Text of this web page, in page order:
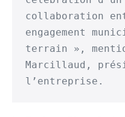
collaboration
engagement
terrain »,
Marcillaud,
l’entreprise.